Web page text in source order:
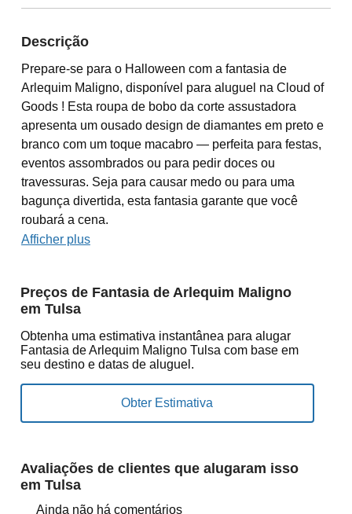
Descrição
Prepare-se para o Halloween com a fantasia de
Arlequim Maligno, disponível para aluguel na Cloud of
Goods ! Esta roupa de bobo da corte assustadora
apresenta um ousado design de diamantes em preto e
branco com um toque macabro — perfeita para festas,
eventos assombrados ou para pedir doces ou
travessuras. Seja para causar medo ou para uma
bagunça divertida, esta fantasia garante que você
roubará a cena.
Afficher plus
Preços de Fantasia de Arlequim Maligno
em Tulsa
Obtenha uma estimativa instantânea para alugar
Fantasia de Arlequim Maligno Tulsa com base em
seu destino e datas de aluguel.
Avaliações de clientes que alugaram isso
em Tulsa
Ainda não há comentários